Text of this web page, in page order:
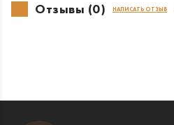
Отзывы (0) НАПИСАТЬ ОТЗЫВ